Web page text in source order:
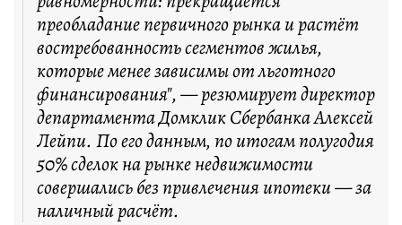
преобладание первичного рынка и растёт
востребованность сегментов жилья,
которые менее зависимы от льготного
финансирования", — резюмирует директор
департамента Домклик Сбербанка Алексей
Лейпи. По его данным, по итогам полугодия
50% сделок на рынке недвижимости
совершались без привлечения ипотеки — за
наличный расчёт.